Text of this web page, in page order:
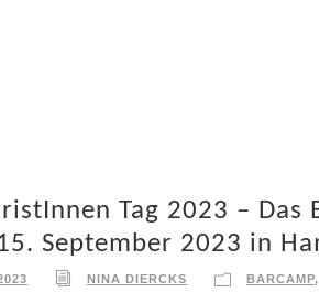
Tag 2023 –
September 2023 in
NINA DIERCKS BARCAMP,